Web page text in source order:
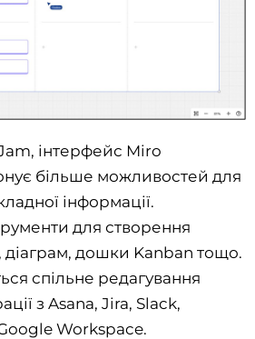
інтерфейс Miro
більше можливостей для
інформації.
для створення
діаграм, дошки Kanban тощо.
спільне редагування
з Asana, Jira, Slack,
Workspace.